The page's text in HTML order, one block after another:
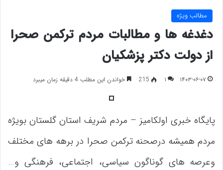
مطالب ویژه
دغدغه ها و مطالبات مردم ترکمن صحرا
از دولت دکتر پزشکیان
۱۴۰۳-۰۶-۰۷ ۱ 215 خواندن این مطلب 4 دقیقه زمان میبرد
پایگاه خبری اولکامیز – مردم شریف استان گلستان بویژه
مردم همیشه درصحنه ترکمن صحرا در برهه های مختلف
وعرصه های گوناگون سیاسی، اجتماعی، فرهنگی و…